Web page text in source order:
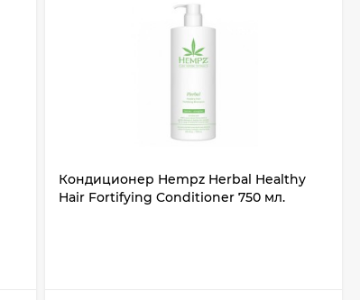
Кондиционер Hempz Herbal Healthy
Hair Fortifying Conditioner 750 мл.